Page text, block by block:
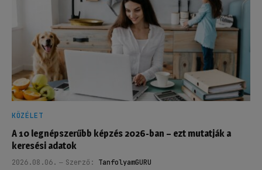
KÖZÉLET
A 10 legnépszerűbb képzés 2026-ban – ezt mutatják a
keresési adatok
2026.08.06. Szerző: TanfolyamGURU